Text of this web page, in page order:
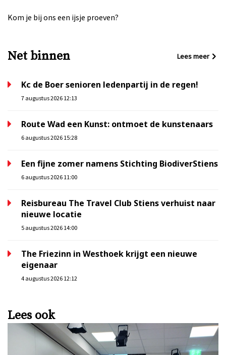
Kom je bij ons een ijsje proeven?
Net binnen Lees meer
Kc de Boer senioren ledenpartij in de regen!
7 augustus 2026 12:13
Route Wad een Kunst: ontmoet de kunstenaars
6 augustus 2026 15:28
Een fijne zomer namens Stichting BiodiverStiens
6 augustus 2026 11:00
Reisbureau The Travel Club Stiens verhuist naar
nieuwe locatie
5 augustus 2026 14:00
The Friezinn in Westhoek krijgt een nieuwe
eigenaar
4 augustus 2026 12:12
Lees ook